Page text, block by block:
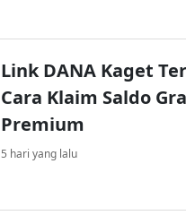
Link DANA Kaget
Cara Klaim Saldo
Premium
5 hari yang lalu